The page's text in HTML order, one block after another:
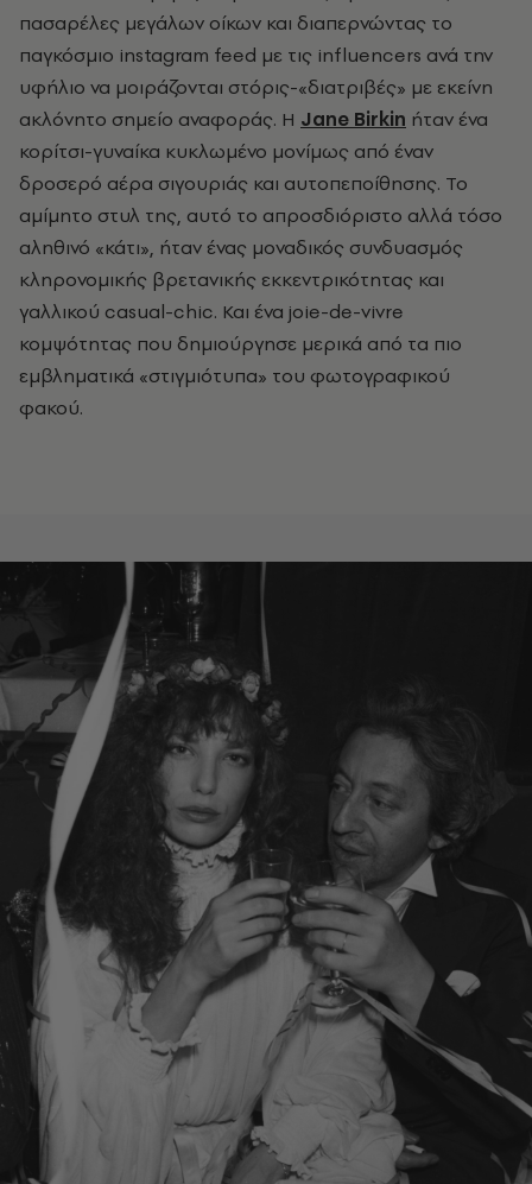
πασαρέλες μεγάλων οίκων και διαπερνώντας το
παγκόσμιο instagram feed με τις influencers ανά την
υφήλιο να μοιράζονται στόρις-«διατριβές» με εκείνη
ακλόνητο σημείο αναφοράς. Η Jane Birkin ήταν ένα
κορίτσι-γυναίκα κυκλωμένο μονίμως από έναν
δροσερό αέρα σιγουριάς και αυτοπεποίθησης. Το
αμίμητο στυλ της, αυτό το απροσδιόριστο αλλά τόσο
αληθινό «κάτι», ήταν ένας μοναδικός συνδυασμός
κληρονομικής βρετανικής εκκεντρικότητας και
γαλλικού casual-chic. Και ένα joie-de-vivre
κομψότητας που δημιούργησε μερικά από τα πιο
εμβληματικά «στιγμιότυπα» του φωτογραφικού
φακού.